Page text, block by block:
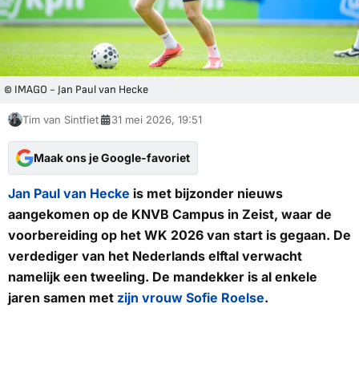
© IMAGO - Jan Paul van Hecke
Tim van Sintfiet 31 mei 2026, 19:51
Maak ons je Google-favoriet
Jan Paul van Hecke is met bijzonder nieuws
aangekomen op de KNVB Campus in Zeist, waar de
voorbereiding op het WK 2026 van start is gegaan. De
verdediger van het Nederlands elftal verwacht
namelijk een tweeling. De mandekker is al enkele
jaren samen met zijn vrouw Sofie Roelse.